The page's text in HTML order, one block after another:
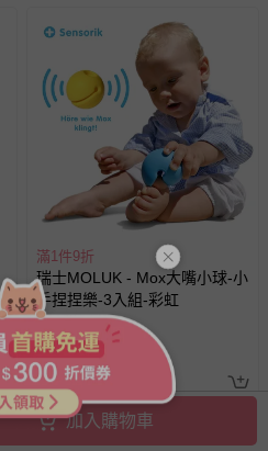
滿1件9折
瑞士MOLUK - Mox大嘴小球-小
手捏捏樂-3入組-彩虹
$539 $599
已售出 2
加入購物車